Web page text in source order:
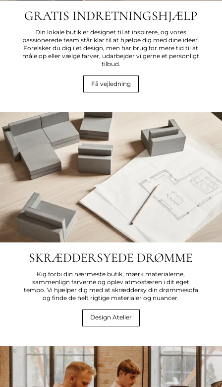
GRATIS INDRETNINGSHJÆLP
Din lokale butik er designet til at inspirere, og vores
passionerede team står klar til at hjælpe dig med dine idéer.
Forelsker du dig i et design, men har brug for mere tid til at
måle op eller vælge farver, udarbejder vi gerne et personligt
tilbud.
Få vejledning
SKRÆDDERSYEDE DRØMME
Kig forbi din nærmeste butik, mærk materialerne,
sammenlign farverne og oplev atmosfæren i dit eget
tempo. Vi hjælper dig med at skræddersy din drømmesofa
og finde de helt rigtige materialer og nuancer.
Design Atelier